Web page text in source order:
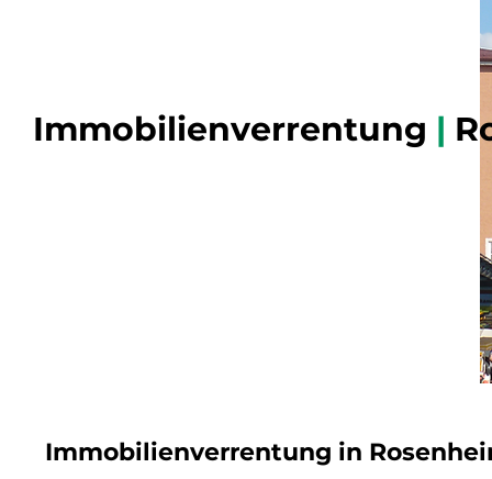
Immobilienverrentung |
Immobilienverrentung in